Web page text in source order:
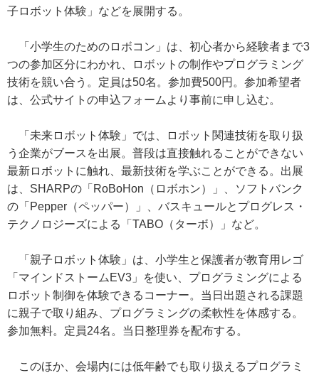
子ロボット体験」などを展開する。
「小学生のためのロボコン」は、初心者から経験者まで3
つの参加区分にわかれ、ロボットの制作やプログラミング
技術を競い合う。定員は50名。参加費500円。参加希望者
は、公式サイトの申込フォームより事前に申し込む。
「未来ロボット体験」では、ロボット関連技術を取り扱
う企業がブースを出展。普段は直接触れることができない
最新ロボットに触れ、最新技術を学ぶことができる。出展
は、SHARPの「RoBoHon（ロボホン）」、ソフトバンク
の「Pepper（ペッパー）」、バスキュールとプログレス・
テクノロジーズによる「TABO（ターボ）」など。
「親子ロボット体験」は、小学生と保護者が教育用レゴ
「マインドストームEV3」を使い、プログラミングによる
ロボット制御を体験できるコーナー。当日出題される課題
に親子で取り組み、プログラミングの柔軟性を体感する。
参加無料。定員24名。当日整理券を配布する。
このほか、会場内には低年齢でも取り扱えるプログラミ